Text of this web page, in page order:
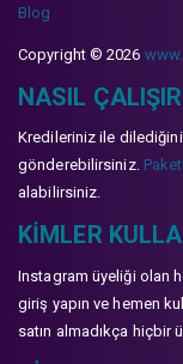
Blog
Copyright © 2026
NASIL ÇALIŞIR
Kredileriniz ile
gönderebilirsiniz.
alabilirsiniz.
KIMLER
Instagram üyeliği olan
giriş yapın ve hemen
satın almadıkça hiçbir